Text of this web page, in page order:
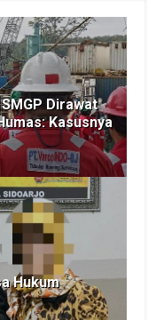
Dirawat
Kasusnya
Hukum